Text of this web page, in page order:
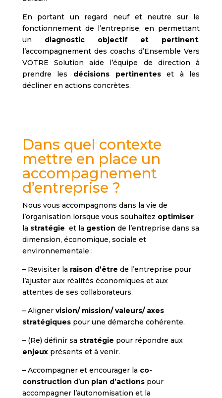
En portant un regard neuf et neutre sur le
fonctionnement de l’entreprise, en permettant
un diagnostic objectif et pertinent,
l’accompagnement des coachs d’Ensemble Vers
VOTRE Solution aide l’équipe de direction à
prendre les décisions pertinenteset à les
décliner en actions concrètes.
Dans quel contexte
mettre en place un
accompagnement
d’entreprise ?
Nous vous accompagnons dans la vie de
l’organisation lorsque vous souhaitez optimiser
la stratégie et la gestion de l’entreprise dans sa
dimension, économique, sociale et
environnementale :
– Revisiter la raison d’être de l’entreprise pour
l’ajuster aux réalités économiques et aux
attentes de ses collaborateurs.
– Aligner vision/ mission/ valeurs/ axes
stratégiquespour une démarche cohérente.
– (Re) définir sa stratégie pour répondre aux
enjeux présents et à venir.
– Accompagner et encourager la co-
construction d’un plan d’actionspour
accompagner l’autonomisation et la